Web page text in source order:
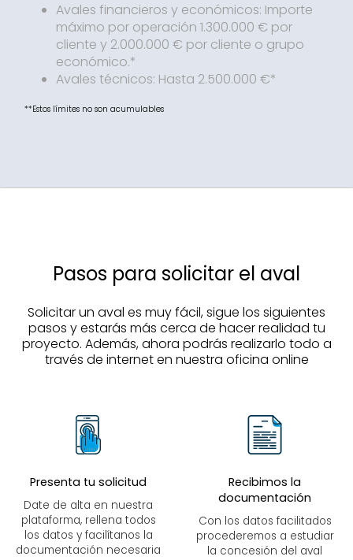
Avales financieros y económicos: Importe
máximo por operación 1.300.000 € por
cliente y 2.000.000 € por cliente o grupo
económico.*
Avales técnicos: Hasta 2.500.000 €*
**Estos límites no son acumulables
Pasos para solicitar el aval
Solicitar un aval es muy fácil, sigue los siguientes
pasos y estarás más cerca de hacer realidad tu
proyecto. Además, ahora podrás realizarlo todo a
través de internet en nuestra oficina online
Presenta tu solicitud
Date de alta en nuestra
plataforma, rellena todos
los datos y facilítanos la
documentación necesaria
Recibimos la
documentación
Con los datos facilitados
procederemos a estudiar
la concesión del aval